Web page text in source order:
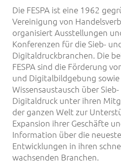
Die FESPA ist eine 1962
Vereinigung von
organisiert Ausstellungen
Konferenzen für die Sieb-
Digitaldruckbranchen. Die
FESPA sind die Förderung
und Digitalbildgebung
Wissensaustausch über
Digitaldruck unter ihren
der ganzen Welt zur
Expansion ihrer Geschäfte
Information über die
Entwicklungen in ihren
wachsenden Branchen.